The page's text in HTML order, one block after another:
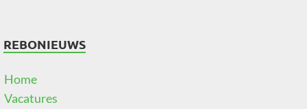
REBONIEUWS
Home
Vacatures